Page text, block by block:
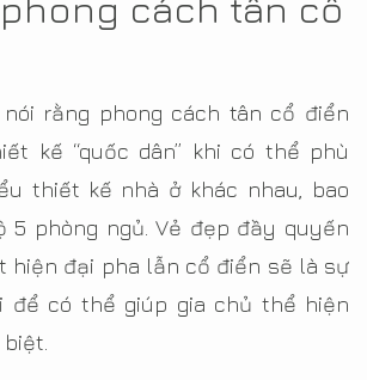
nói rằng phong cách tân cổ điển
kế “quốc dân” khi có thể phù
thiết kế nhà ở khác nhau, bao
5 phòng ngủ. Vẻ đẹp đầy quyến
hiện đại pha lẫn cổ điển sẽ là sự
để có thể giúp gia chủ thể hiện